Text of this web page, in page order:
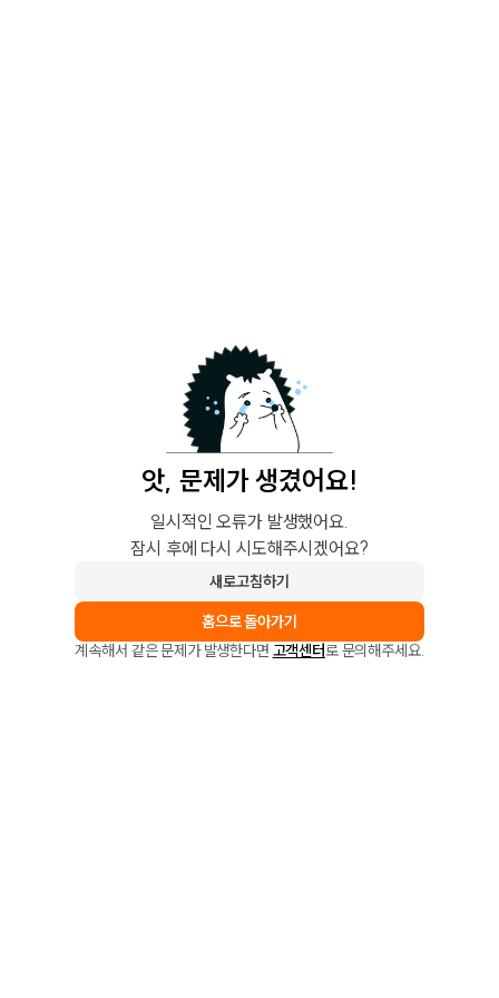
앗, 문제가 생겼어요!
일시적인 오류가 발생했어요.
잠시 후에 다시 시도해주시겠어요?
새로고침하기
홈으로 돌아가기
계속해서 같은 문제가 발생한다면 고객센터로 문의해주세요.